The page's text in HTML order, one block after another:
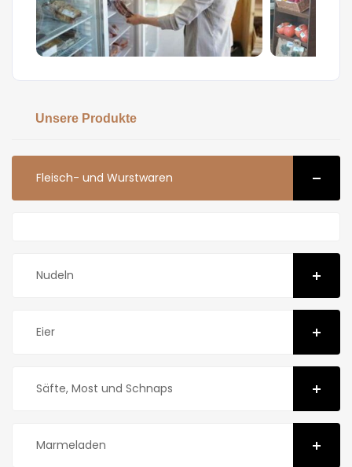
Unsere Produkte
Fleisch- und Wurstwaren
Nudeln
Eier
Säfte, Most und Schnaps
Marmeladen